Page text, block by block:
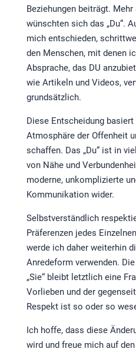
Beziehungen beiträgt.
wünschten sich das „Du“.
mich entschieden,
den Menschen, mit denen
Absprache, das DU
wie Artikeln und Videos,
grundsätzlich.
Diese Entscheidung
Atmosphäre der Offenheit
schaffen. Das „Du“ ist in
von Nähe und
moderne, unkomplizierte
Kommunikation wider.
Selbstverständlich
Präferenzen jedes
werde ich daher weiterhin
Anredeform verwenden.
„Sie“ bleibt letztlich eine
Vorlieben und der
Respekt ist so oder so
Ich hoffe, dass diese
wird und freue mich auf